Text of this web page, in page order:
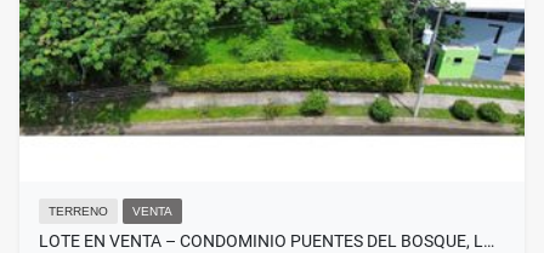
TERRENO VENTA
LOTE EN VENTA – CONDOMINIO PUENTES DEL BOSQUE, L…